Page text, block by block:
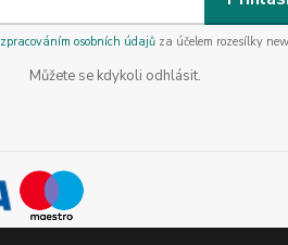
zpracováním osobních údajůza účelem rozesílky
Můžete se kdykoli odhlásit.